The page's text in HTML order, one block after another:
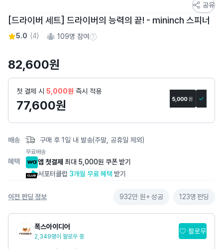
토
어
스
리
지
공유
[드라이버 세트] 드라이버의 능력의 끝! - mininch 스피너
5.0 (4) 109명 참여참여 수 정보
82,600원
첫 결제 시 5,000원 즉시 적용
77,600원
배송 구매 후 1일 내 발송(주말, 공휴일 제외)
무료배송
혜택 앱 첫결제 최대 5,000원 쿠폰 받기
서포터클럽 3개월 무료 혜택 받기
이전 펀딩 정보 932만 원+성공 123명 펀딩
폭스아이디어
2,349명이 팔로우 중
팔로우